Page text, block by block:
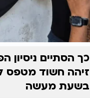
כך הסתיים ניסיון
זיהה חשוד מטפס
בשעת מעשה